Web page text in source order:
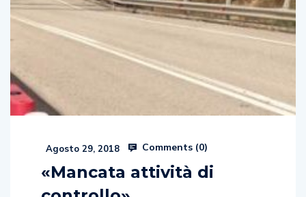
«Mancata attività di